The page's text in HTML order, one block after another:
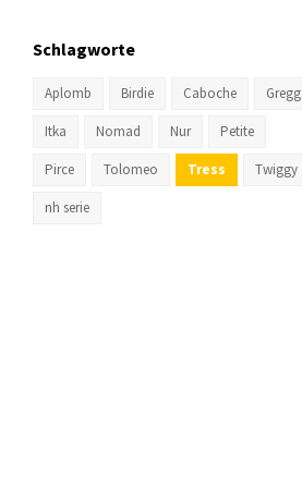
Schlagworte
Aplomb Birdie Caboche Gregg
Itka Nomad Nur Petite
Pirce Tolomeo Tress Twiggy
nh serie